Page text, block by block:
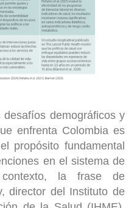
demográficos y
enfrenta Colombia es
propósito fundamental
en el sistema de
la frase de
director del Instituto de